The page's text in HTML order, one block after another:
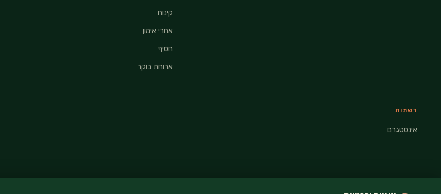
קינוח
אחרי אימון
חטיף
ארוחת בוקר
רשתות
אינסטגרם